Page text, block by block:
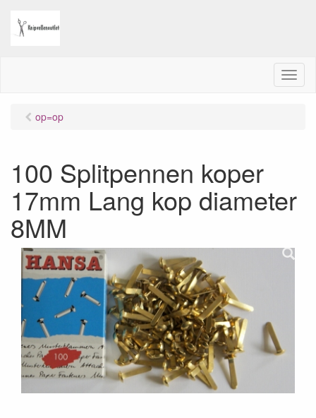
M
e
op=op
100 Splitpennen koper
17mm Lang kop diameter
8MM